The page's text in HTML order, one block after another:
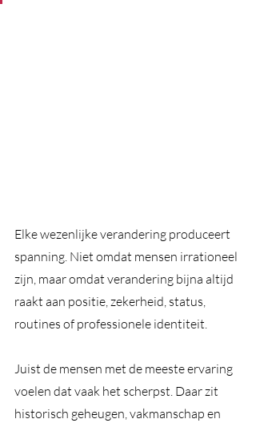
Elke wezenlijke verandering produceert
spanning. Niet omdat mensen irrationeel
zijn, maar omdat verandering bijna altijd
raakt aan positie, zekerheid, status,
routines of professionele identiteit.
Juist de mensen met de meeste ervaring
voelen dat vaak het scherpst. Daar zit
historisch geheugen, vakmanschap en